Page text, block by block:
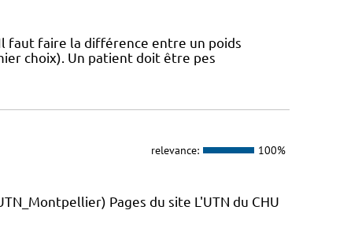
faut faire la différence entre un poids
choix). Un patient doit être pes
relevance: 100%
Pages du site L'UTN du CHU